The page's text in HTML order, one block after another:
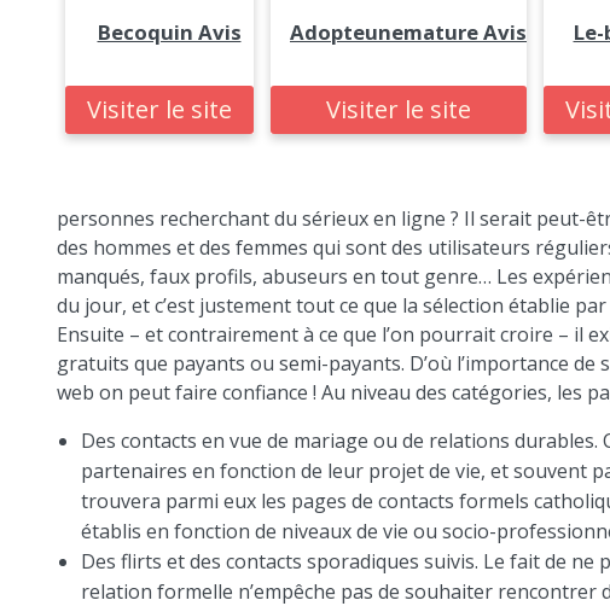
Becoquin Avis
Visiter le site
Adopteunemature Avis
Visiter le site
personnes recherchant du sérieux en ligne ? Il serait peut-
des hommes et des femmes qui sont des utilisateurs
manqués, faux profils, abuseurs en tout genre… Les
du jour, et c’est justement tout ce que la sélection établie
Ensuite – et contrairement à ce que l’on pourrait croire – il
gratuits que payants ou semi-payants. D’où l’importance de
web on peut faire confiance ! Au niveau des catégories, les
Des contacts en vue de mariage ou de relations
partenaires en fonction de leur projet de vie, et souvent
trouvera parmi eux les pages de contacts formels
établis en fonction de niveaux de vie ou socio-
Des flirts et des contacts sporadiques suivis. Le fait de ne
relation formelle n’empêche pas de souhaiter rencontrer